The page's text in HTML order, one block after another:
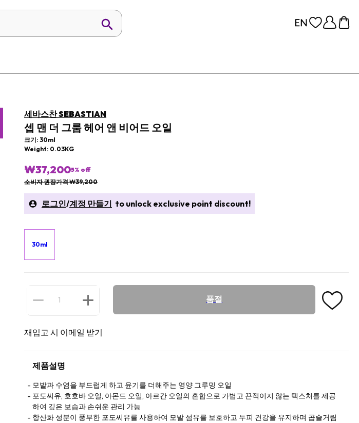
세바스찬 SEBASTIAN
셉 맨 더 그룸 헤어 앤 비어드 오일
크기: 30ml
Weight: 0.03KG
₩37,2005% off
소비자 권장가격 ₩39,200
로그인/계정 만들기 to unlock exclusive point discount!
30ml
품절
재입고 시 이메일 받기
제품설명
모발과 수염을 부드럽게 하고 윤기를 더해주는 영양 그루밍 오일
포도씨유, 호호바 오일, 아몬드 오일, 아르간 오일의 혼합으로 가볍고 끈적이지 않는 텍스처를 제공
하여 깊은 보습과 손쉬운 관리 가능
항산화 성분이 풍부한 포도씨유를 사용하여 모발 섬유를 보호하고 두피 건강을 유지하며 곱슬거림